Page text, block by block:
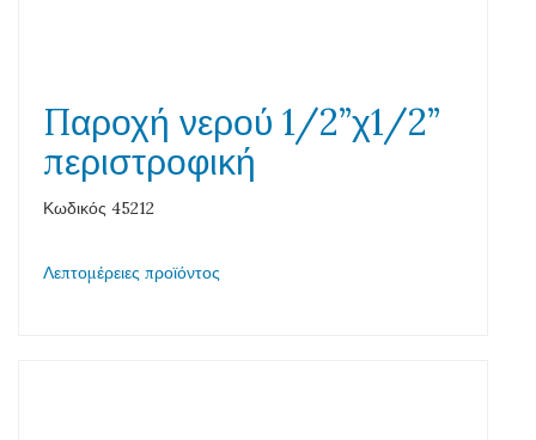
Παροχή νερού 1/2”χ1/2”
περιστροφική
Κωδικός 45212
Λεπτομέρειες προϊόντος